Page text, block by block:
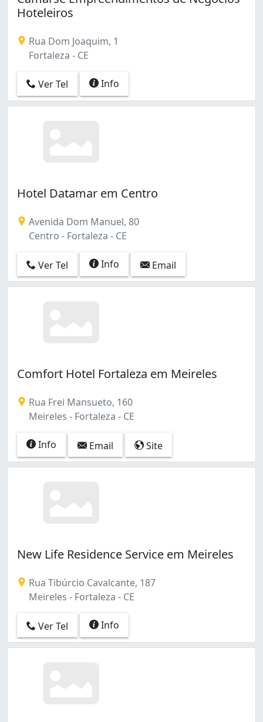
Hoteleiros
Rua Dom Joaquim, 1
Fortaleza - CE
Ver Tel Info
Hotel Datamar em Centro
Avenida Dom Manuel, 80
Centro - Fortaleza - CE
Ver Tel Info Email
Comfort Hotel Fortaleza em Meireles
Rua Frei Mansueto, 160
Meireles - Fortaleza - CE
Info Email Site
New Life Residence Service em Meireles
Rua Tibúrcio Cavalcante, 187
Meireles - Fortaleza - CE
Ver Tel Info